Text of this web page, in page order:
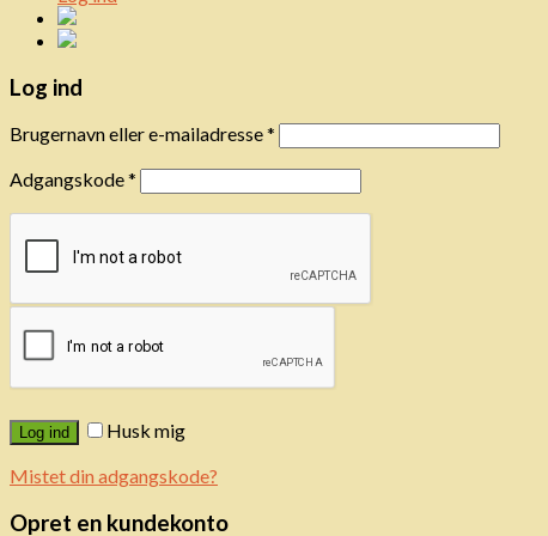
Log ind
Brugernavn eller e-mailadresse*
Adgangskode*
Log ind
Husk mig
Mistet din adgangskode?
Opret en kundekonto